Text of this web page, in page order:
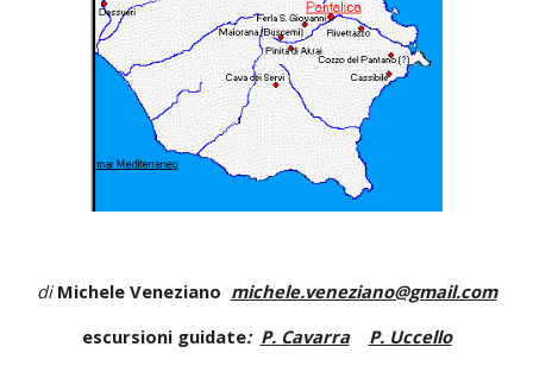
di Michele Veneziano michele.veneziano@gmail.com
escursioni guidate: P. Cavarra P. Uccello